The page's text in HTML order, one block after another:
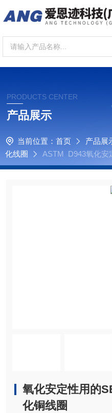
PRODUCTS CENTER
产品展示
当前位置： 首页 产品展
化线圈
ASTM D943氧化安
氧化铜线圈
氧化安定性用的
化铜线圈